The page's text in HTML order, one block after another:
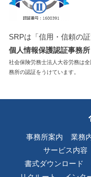
SRPは「信用・信頼の証
個人情報保護認証事務所
社会保険労務士法人大谷労務は
務所の認証をうけています。
事務所案内 業務
サービス内容
書式ダウンロード